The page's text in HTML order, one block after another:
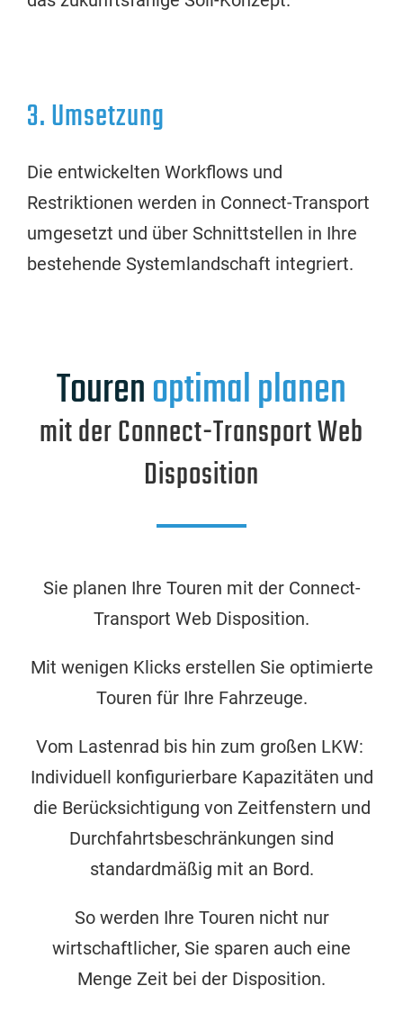
3. Umsetzung
Die entwickelten Workflows und
Restriktionen werden in Connect-Transport
umgesetzt und über Schnittstellen in Ihre
bestehende Systemlandschaft integriert.
Tourenoptimal planen
mit der Connect-TransportWeb
Disposition
Sie planen Ihre Touren mit der Connect-
Transport Web Disposition.
Mit wenigen Klicks erstellen Sie optimierte
Touren für Ihre Fahrzeuge.
Vom Lastenrad bis hin zum großen LKW:
Individuell konfigurierbare Kapazitäten und
die Berücksichtigung von Zeitfenstern und
Durchfahrtsbeschränkungen sind
standardmäßig mit an Bord.
So werden Ihre Touren nicht nur
wirtschaftlicher, Sie sparen auch eine
Menge Zeit bei der Disposition.